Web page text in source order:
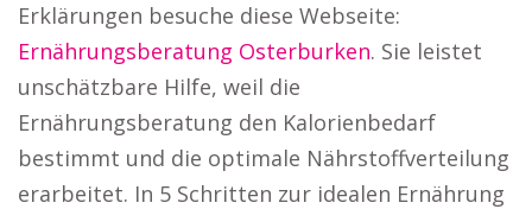
Erklärungen besuche diese Webseite:
Ernährungsberatung Osterburken. Sie leistet
unschätzbare Hilfe, weil die
Ernährungsberatung den Kalorienbedarf
bestimmt und die optimale Nährstoffverteilung
erarbeitet. In 5 Schritten zur idealen Ernährung